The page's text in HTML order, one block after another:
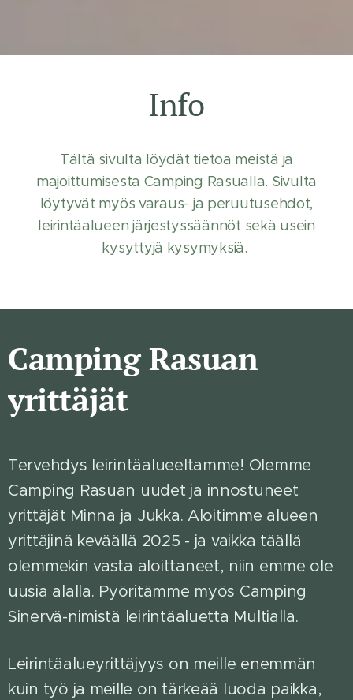
Info
Tältä sivulta löydät tietoa meistä ja
majoittumisesta Camping Rasualla. Sivulta
löytyvät myös varaus- ja peruutusehdot,
leirintäalueen järjestyssäännöt sekä usein
kysyttyjä kysymyksiä.
Camping Rasuan
yrittäjät
Tervehdys leirintäalueeltamme! Olemme
Camping Rasuan uudet ja innostuneet
yrittäjät Minna ja Jukka. Aloitimme alueen
yrittäjinä keväällä 2025 - ja vaikka täällä
olemmekin vasta aloittaneet, niin emme ole
uusia alalla. Pyöritämme myös Camping
Sinervä-nimistä leirintäaluetta Multialla.
Leirintäalueyrittäjyys on meille enemmän
kuin työ ja meille on tärkeää luoda paikka,